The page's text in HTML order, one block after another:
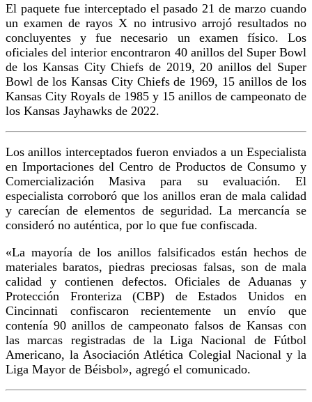
El paquete fue interceptado el pasado 21 de marzo cuando
un examen de rayos X no intrusivo arrojó resultados no
concluyentes y fue necesario un examen físico. Los
oficiales del interior encontraron 40 anillos del Super Bowl
de los Kansas City Chiefs de 2019, 20 anillos del Super
Bowl de los Kansas City Chiefs de 1969, 15 anillos de los
Kansas City Royals de 1985 y 15 anillos de campeonato de
los Kansas Jayhawks de 2022.
Los anillos interceptados fueron enviados a un Especialista
en Importaciones del Centro de Productos de Consumo y
Comercialización Masiva para su evaluación. El
especialista corroboró que los anillos eran de mala calidad
y carecían de elementos de seguridad. La mercancía se
consideró no auténtica, por lo que fue confiscada.
«La mayoría de los anillos falsificados están hechos de
materiales baratos, piedras preciosas falsas, son de mala
calidad y contienen defectos. Oficiales de Aduanas y
Protección Fronteriza (CBP) de Estados Unidos en
Cincinnati confiscaron recientemente un envío que
contenía 90 anillos de campeonato falsos de Kansas con
las marcas registradas de la Liga Nacional de Fútbol
Americano, la Asociación Atlética Colegial Nacional y la
Liga Mayor de Béisbol», agregó el comunicado.